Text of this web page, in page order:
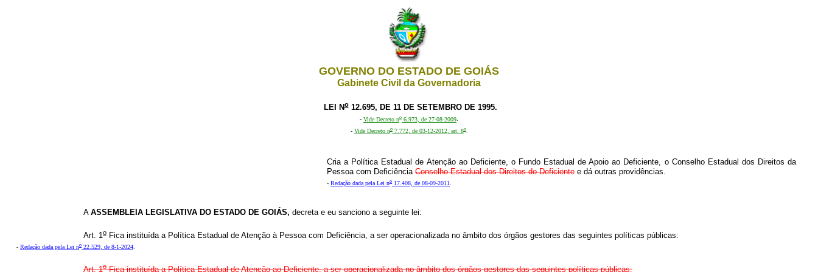
GOVERNO DO ESTADO DE GOIÁS
Gabinete Civil da Governadoria
LEI No12.695, DE 11 DE SETEMBRO DE 1995.
- Vide Decreto no 6.973, de 27-08-2009.
- Vide Decreto no7.772, de 03-12-2012, art. 8o.
Cria a Política Estadual de Atenção ao Deficiente, o Fundo Estadual de Apoio ao Deficiente, o Conselho Estadual dos Direitos da
Pessoa com Deficiência Conselho Estadual dos Direitos do Deficiente e dá outras providências.
- Redação dada pela Lei no 17.408, de 08-09-2011.
A ASSEMBLEIA LEGISLATIVA DO ESTADO DE GOIÁS, decreta e eu sanciono a seguinte lei:
Art. 1o Fica instituída a Política Estadual de Atenção à Pessoa com Deficiência, a ser operacionalizada no âmbito dos órgãos gestores das seguintes políticas públicas:
- Redação dada pela Lei no 22.529, de 8-1-2024
Art. 1oFica instituída a Política Estadual de Atenção ao Deficiente, a ser operacionalizada no âmbito dos órgãos gestores das seguintes políticas públicas: